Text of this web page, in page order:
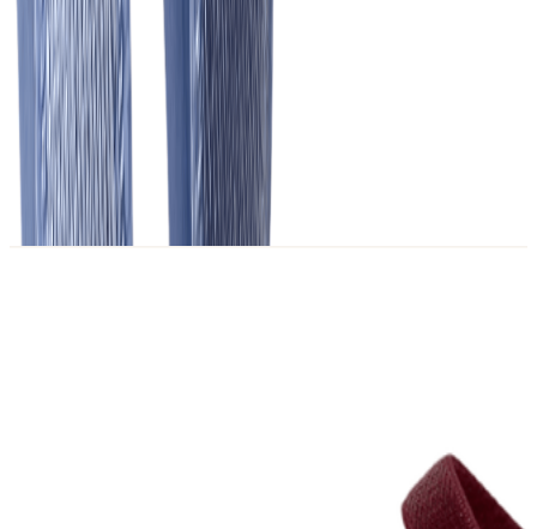
Описание
Бретелечная резинка (бретель) 10 мм в голубом цвете.
Лицевая сторона блестящая. Обратная сторона бархатистая,
приятная к телу. Края ровные.
Похожие товары